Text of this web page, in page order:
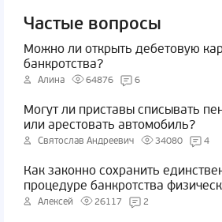
Частые вопросы
Можно ли открыть дебетовую
банкротства?
Алина 64876 6
Могут ли приставы списывать
или арестовать автомобиль?
Святослав Андреевич 34080 4
Как законно сохранить
процедуре банкротства
Алексей 26117 2